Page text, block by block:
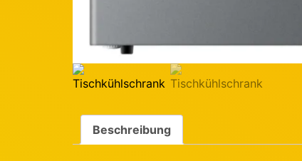
Beschreibung